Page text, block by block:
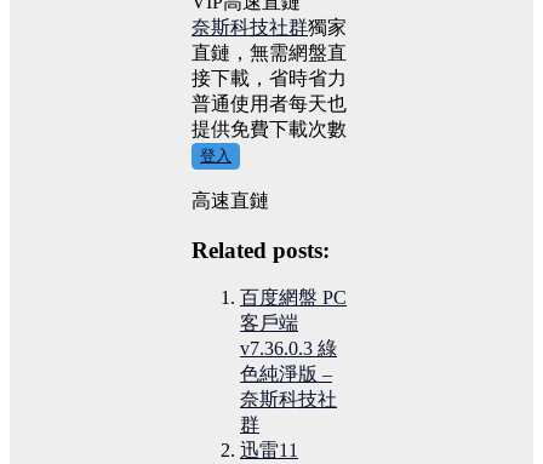
奈斯科技社群獨家
直鏈，無需網盤直
接下載，省時省力
普通使用者每天也
提供免費下載次數
登入
高速直鏈
Related posts:
百度網盤 PC
客戶端
v7.36.0.3 綠
色純淨版 –
奈斯科技社
群
迅雷11